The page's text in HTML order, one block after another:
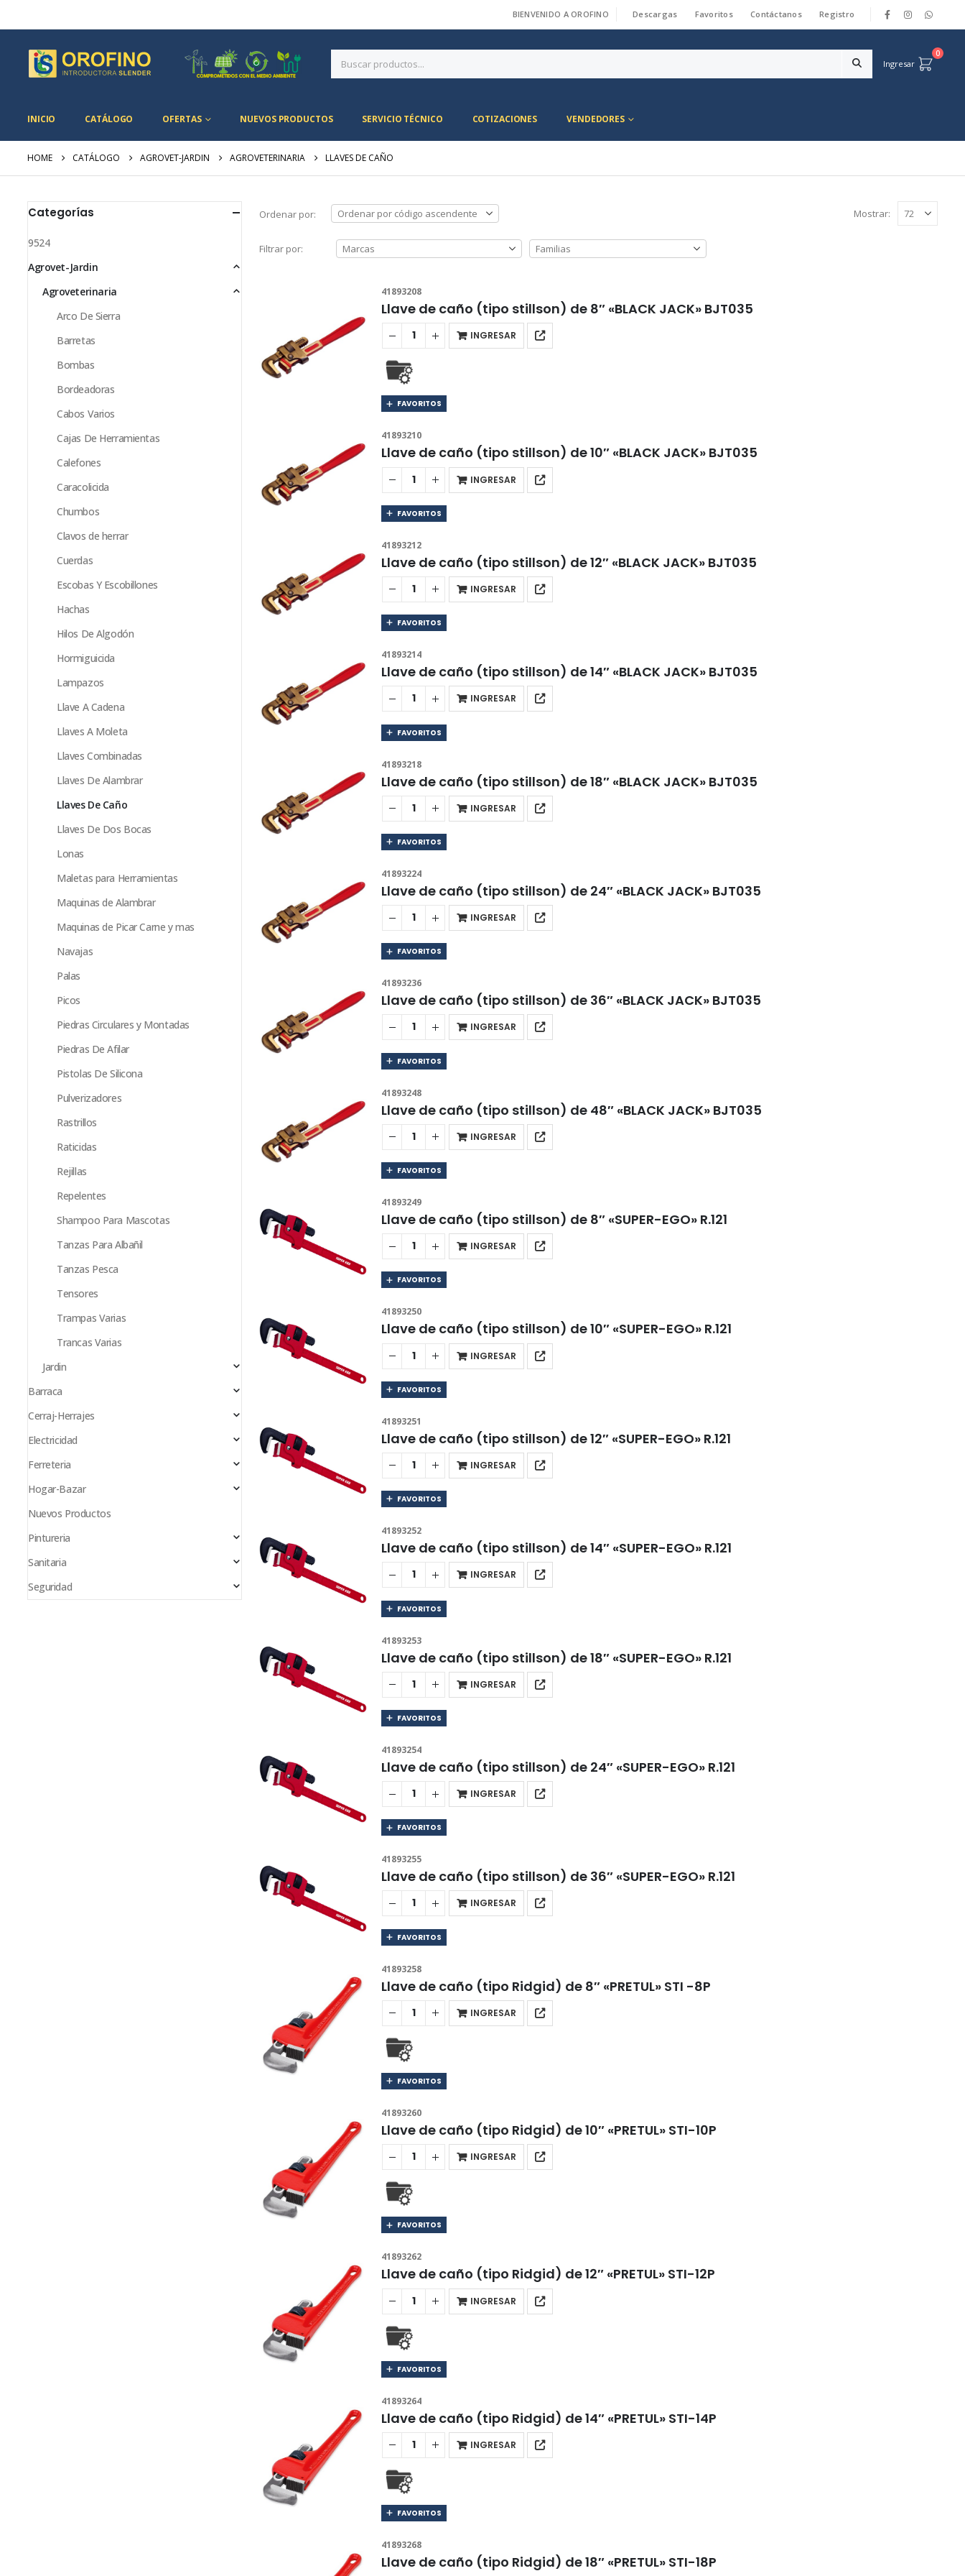
BIENVENIDO A OROFINO Descargas Favoritos Contáctanos Registro
Ingresar
0
INICIO CATÁLOGO OFERTAS NUEVOS PRODUCTOS SERVICIO TÉCNICO COTIZACIONES VENDEDORES
HOME CATÁLOGO AGROVET-JARDIN AGROVETERINARIA LLAVES DE CAÑO
Ordenar por: Mostrar:
Filtrar por:
41893208
Llave de caño (tipo stillson) de 8″ «BLACK JACK» BJT035
INGRESAR
FAVORITOS
41893210
Llave de caño (tipo stillson) de 10″ «BLACK JACK» BJT035
INGRESAR
FAVORITOS
41893212
Llave de caño (tipo stillson) de 12″ «BLACK JACK» BJT035
INGRESAR
FAVORITOS
41893214
Llave de caño (tipo stillson) de 14″ «BLACK JACK» BJT035
INGRESAR
FAVORITOS
41893218
Llave de caño (tipo stillson) de 18″ «BLACK JACK» BJT035
INGRESAR
FAVORITOS
41893224
Llave de caño (tipo stillson) de 24″ «BLACK JACK» BJT035
INGRESAR
FAVORITOS
41893236
Llave de caño (tipo stillson) de 36″ «BLACK JACK» BJT035
INGRESAR
FAVORITOS
41893248
Llave de caño (tipo stillson) de 48″ «BLACK JACK» BJT035
INGRESAR
FAVORITOS
41893249
Llave de caño (tipo stillson) de 8″ «SUPER-EGO» R.121
INGRESAR
FAVORITOS
41893250
Llave de caño (tipo stillson) de 10″ «SUPER-EGO» R.121
INGRESAR
FAVORITOS
41893251
Llave de caño (tipo stillson) de 12″ «SUPER-EGO» R.121
INGRESAR
FAVORITOS
41893252
Llave de caño (tipo stillson) de 14″ «SUPER-EGO» R.121
INGRESAR
FAVORITOS
41893253
Llave de caño (tipo stillson) de 18″ «SUPER-EGO» R.121
INGRESAR
FAVORITOS
41893254
Llave de caño (tipo stillson) de 24″ «SUPER-EGO» R.121
INGRESAR
FAVORITOS
41893255
Llave de caño (tipo stillson) de 36″ «SUPER-EGO» R.121
INGRESAR
FAVORITOS
41893258
Llave de caño (tipo Ridgid) de 8″ «PRETUL» STI -8P
INGRESAR
FAVORITOS
41893260
Llave de caño (tipo Ridgid) de 10″ «PRETUL» STI-10P
INGRESAR
FAVORITOS
41893262
Llave de caño (tipo Ridgid) de 12″ «PRETUL» STI-12P
INGRESAR
FAVORITOS
41893264
Llave de caño (tipo Ridgid) de 14″ «PRETUL» STI-14P
INGRESAR
FAVORITOS
41893268
Llave de caño (tipo Ridgid) de 18″ «PRETUL» STI-18P
Categorías
9524
Agrovet-Jardin
Agroveterinaria
Arco De Sierra
Barretas
Bombas
Bordeadoras
Cabos Varios
Cajas De Herramientas
Calefones
Caracolicida
Chumbos
Clavos de herrar
Cuerdas
Escobas Y Escobillones
Hachas
Hilos De Algodón
Hormiguicida
Lampazos
Llave A Cadena
Llaves A Moleta
Llaves Combinadas
Llaves De Alambrar
Llaves De Caño
Llaves De Dos Bocas
Lonas
Maletas para Herramientas
Maquinas de Alambrar
Maquinas de Picar Carne y mas
Navajas
Palas
Picos
Piedras Circulares y Montadas
Piedras De Afilar
Pistolas De Silicona
Pulverizadores
Rastrillos
Raticidas
Rejillas
Repelentes
Shampoo Para Mascotas
Tanzas Para Albañil
Tanzas Pesca
Tensores
Trampas Varias
Trancas Varias
Jardin
Barraca
Cerraj-Herrajes
Electricidad
Ferreteria
Hogar-Bazar
Nuevos Productos
Pintureria
Sanitaria
Seguridad